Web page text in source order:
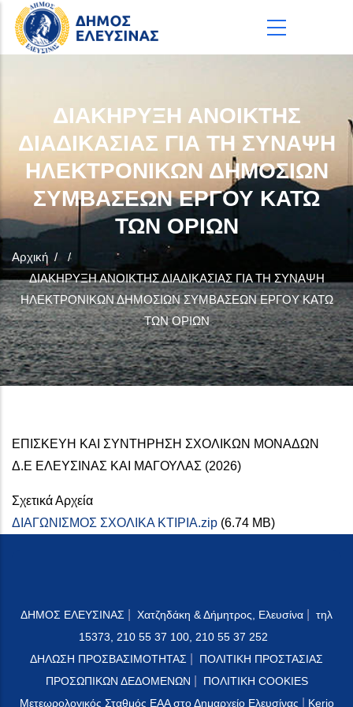
Παράκαμψη προς το κυρίως περιεχόμενο
ΔΙΑΚΗΡΥΞΗ ΑΝΟΙΚΤΗΣ
ΔΙΑΔΙΚΑΣΙΑΣ ΓΙΑ ΤΗ ΣΥΝΑΨΗ
ΗΛΕΚΤΡΟΝΙΚΩΝ ΔΗΜΟΣΙΩΝ
ΣΥΜΒΑΣΕΩΝ ΕΡΓΟΥ ΚΑΤΩ
ΤΩΝ ΟΡΙΩΝ
Αρχική /
/
ΔΙΑΚΗΡΥΞΗ ΑΝΟΙΚΤΗΣ ΔΙΑΔΙΚΑΣΙΑΣ ΓΙΑ ΤΗ ΣΥΝΑΨΗ
ΗΛΕΚΤΡΟΝΙΚΩΝ ΔΗΜΟΣΙΩΝ ΣΥΜΒΑΣΕΩΝ ΕΡΓΟΥ ΚΑΤΩ
ΤΩΝ ΟΡΙΩΝ
ΕΠΙΣΚΕΥΗ ΚΑΙ ΣΥΝΤΗΡΗΣΗ ΣΧΟΛΙΚΩΝ ΜΟΝΑΔΩΝ
Δ.Ε ΕΛΕΥΣΙΝΑΣ ΚΑΙ ΜΑΓΟΥΛΑΣ (2026)
Σχετικά Αρχεία
ΔΙΑΓΩΝΙΣΜΟΣ ΣΧΟΛΙΚΑ ΚΤΙΡΙΑ.zip (6.74 MB)
ΔΗΜΟΣ ΕΛΕΥΣΙΝΑΣ Χατζηδάκη & Δήμητρος, Ελευσίνα
τηλ
15373, 210 55 37 100, 210 55 37 252
ΔΗΛΩΣΗ ΠΡΟΣΒΑΣΙΜΟΤΗΤΑΣ
ΠΟΛΙΤΙΚΗ ΠΡΟΣΤΑΣΙΑΣ
ΠΡΟΣΩΠΙΚΩΝ ΔΕΔΟΜΕΝΩΝ
ΠΟΛΙΤΙΚΗ COOKIES
Μετεωρολογικός Σταθμός ΕΑΑ στο Δημαρχείο Ελευσίνας
Kerio